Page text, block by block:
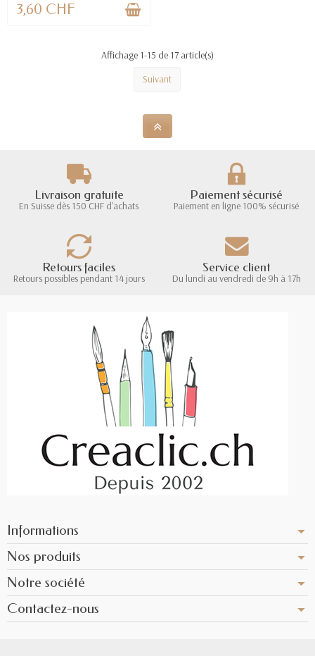
3,60 CHF
Affichage 1-15 de 17 article(s)
Suivant
Livraison gratuite
En Suisse dès 150 CHF d'achats
Paiement sécurisé
Paiement en ligne 100% sécurisé
Retours faciles
Retours possibles pendant 14 jours
Service client
Du lundi au vendredi de 9h à 17h
Informations
Nos produits
Notre société
Contactez-nous